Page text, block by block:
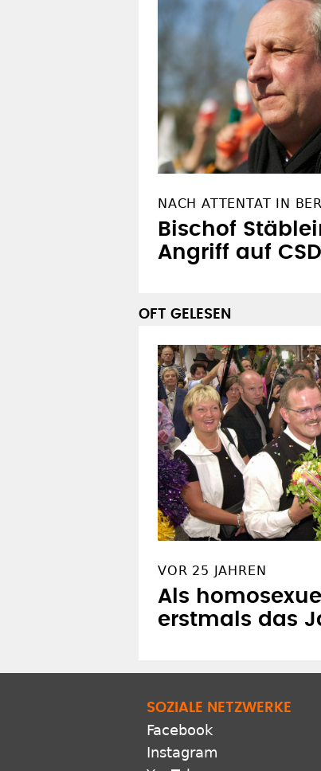
NACH ATTENTAT IN
Bischof
Angriff auf CSD
OFT GELESEN
VOR 25 JAHREN
Als
erstmals das
SOZIALE NETZWERKE
Facebook
Instagram